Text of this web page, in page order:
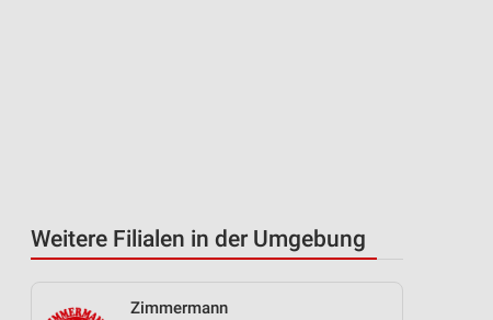
Weitere Filialen in der Umgebung
Zimmermann